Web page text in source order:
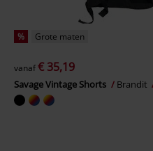
% Grote maten
vanaf€ 35,19
Savage Vintage Shorts Brandit